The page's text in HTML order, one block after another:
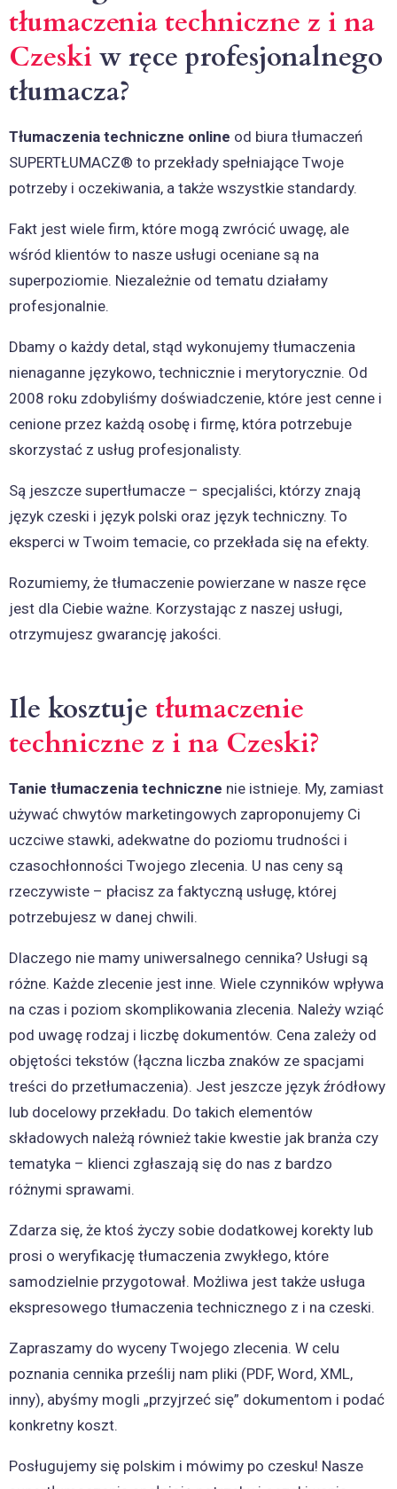
tłumaczenia techniczne z i na
Czeskiw ręce profesjonalnego
tłumacza?
Tłumaczenia techniczne online od biura tłumaczeń
SUPERTŁUMACZ® to przekłady spełniające Twoje
potrzeby i oczekiwania, a także wszystkie standardy.
Fakt jest wiele firm, które mogą zwrócić uwagę, ale
wśród klientów to nasze usługi oceniane są na
superpoziomie. Niezależnie od tematu działamy
profesjonalnie.
Dbamy o każdy detal, stąd wykonujemy tłumaczenia
nienaganne językowo, technicznie i merytorycznie. Od
2008 roku zdobyliśmy doświadczenie, które jest cenne i
cenione przez każdą osobę i firmę, która potrzebuje
skorzystać z usług profesjonalisty.
Są jeszcze supertłumacze – specjaliści, którzy znają
język czeski i język polski oraz język techniczny. To
eksperci w Twoim temacie, co przekłada się na efekty.
Rozumiemy, że tłumaczenie powierzane w nasze ręce
jest dla Ciebie ważne. Korzystając z naszej usługi,
otrzymujesz gwarancję jakości.
Ile kosztuje tłumaczenie
techniczne z i na Czeski?
Tanie tłumaczenia techniczne nie istnieje. My, zamiast
używać chwytów marketingowych zaproponujemy Ci
uczciwe stawki, adekwatne do poziomu trudności i
czasochłonności Twojego zlecenia. U nas ceny są
rzeczywiste – płacisz za faktyczną usługę, której
potrzebujesz w danej chwili.
Dlaczego nie mamy uniwersalnego cennika? Usługi są
różne. Każde zlecenie jest inne. Wiele czynników wpływa
na czas i poziom skomplikowania zlecenia. Należy wziąć
pod uwagę rodzaj i liczbę dokumentów. Cena zależy od
objętości tekstów (łączna liczba znaków ze spacjami
treści do przetłumaczenia). Jest jeszcze język źródłowy
lub docelowy przekładu. Do takich elementów
składowych należą również takie kwestie jak branża czy
tematyka – klienci zgłaszają się do nas z bardzo
różnymi sprawami.
Zdarza się, że ktoś życzy sobie dodatkowej korekty lub
prosi o weryfikację tłumaczenia zwykłego, które
samodzielnie przygotował. Możliwa jest także usługa
ekspresowego tłumaczenia technicznego z i na czeski.
Zapraszamy do wyceny Twojego zlecenia. W celu
poznania cennika prześlij nam pliki (PDF, Word, XML,
inny), abyśmy mogli „przyjrzeć się” dokumentom i podać
konkretny koszt.
Posługujemy się polskim i mówimy po czesku! Nasze